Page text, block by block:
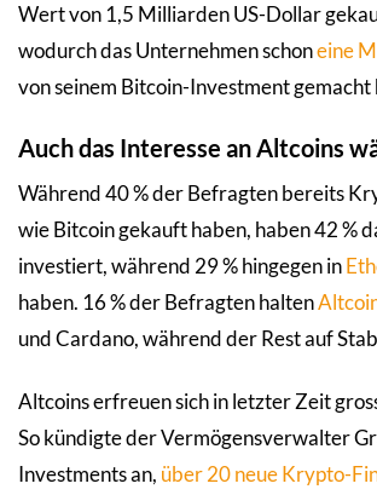
Wert von 1,5 Milliarden US-Dollar
wodurch das Unternehmen schoneine
von seinem Bitcoin-Investment gemacht
Auch das Interesse an Altcoins
Während 40 % der Befragten bereits
wie Bitcoin gekauft haben, haben 42 %
investiert, während 29 % hingegen in
haben. 16 % der Befragten halten
und Cardano, während der Rest auf
Altcoins erfreuen sich in letzter Zeit
So kündigte der Vermögensverwalter
Investments an, über 20 neue Krypto-